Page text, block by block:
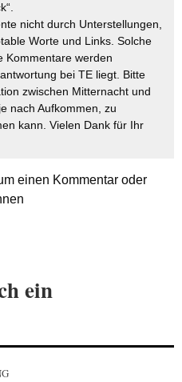
nicht durch Unterstellungen,
Worte und Links. Solche
Kommentare werden
bei TE liegt. Bitte
zwischen Mitternacht und
nach Aufkommen, zu
kann. Vielen Dank für Ihr
einen Kommentar oder
ein